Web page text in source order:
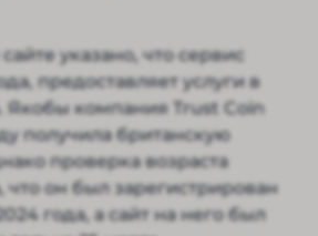
указано, что сервис
предоставляет услуги в
Якобы компания Trust Coin
получила британскую
проверка возраста
что он был зарегистрирован
года, а сайт на него был